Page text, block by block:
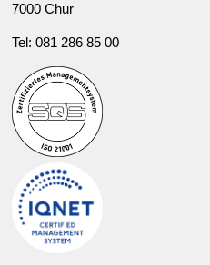
7000 Chur
Tel: 081 286 85 00